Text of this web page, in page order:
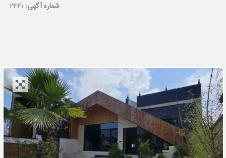
شماره آگهی: 2441